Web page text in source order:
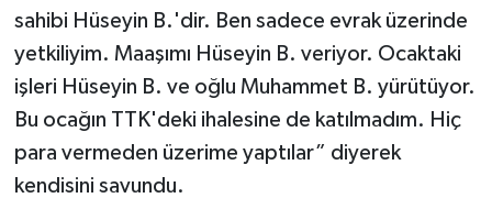
sahibi Hüseyin B.'dir. Ben sadece evrak üzerinde
yetkiliyim. Maaşımı Hüseyin B. veriyor. Ocaktaki
işleri Hüseyin B. ve oğlu Muhammet B. yürütüyor.
Bu ocağın TTK'deki ihalesine de katılmadım. Hiç
para vermeden üzerime yaptılar” diyerek
kendisini savundu.